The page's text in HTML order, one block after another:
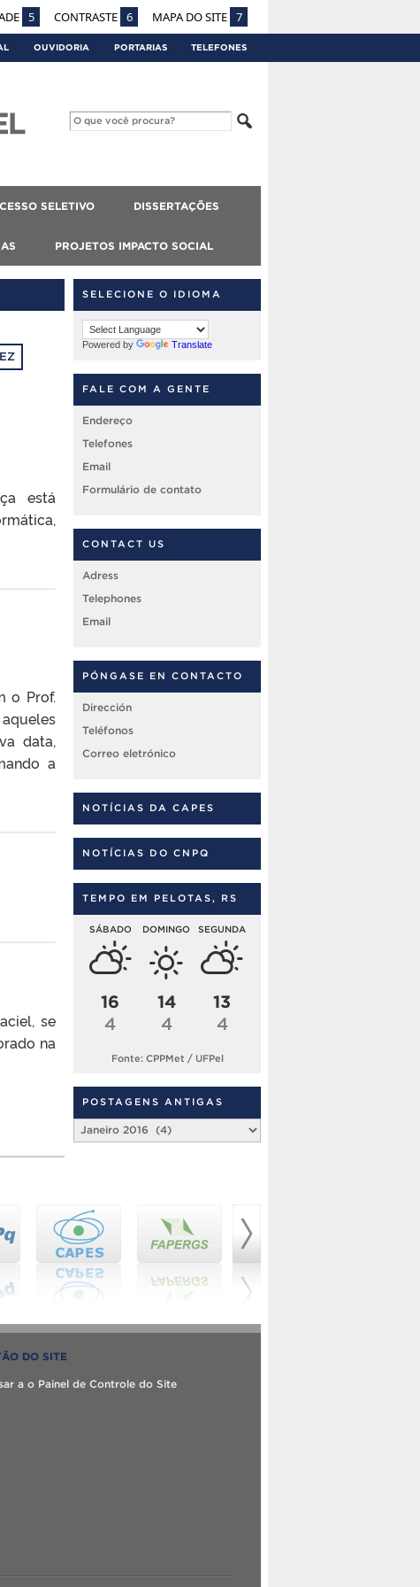
5 CONTRASTE 6 MAPA DO SITE 7
OUVIDORIA PORTARIAS TELEFONES
SELETIVO DISSERTAÇÕES
PROJETOS IMPACTO SOCIAL
está
o Prof.
aqueles
data,
a
se
na
SELECIONE O IDIOMA
Powered by Translate
FALE COM A GENTE
Endereço
Telefones
Email
Formulário de contato
CONTACT US
Adress
Telephones
Email
PÓNGASE EN CONTACTO
Dirección
Teléfonos
Correo eletrónico
NOTÍCIAS DA CAPES
NOTÍCIAS DO CNPQ
TEMPO EM PELOTAS, RS
SÁBADO
16
4
DOMINGO
14
4
SEGUNDA
13
4
Fonte: CPPMet / UFPel
POSTAGENS ANTIGAS
Postagens
Antigas
DO SITE
a o Painel de Controle do Site